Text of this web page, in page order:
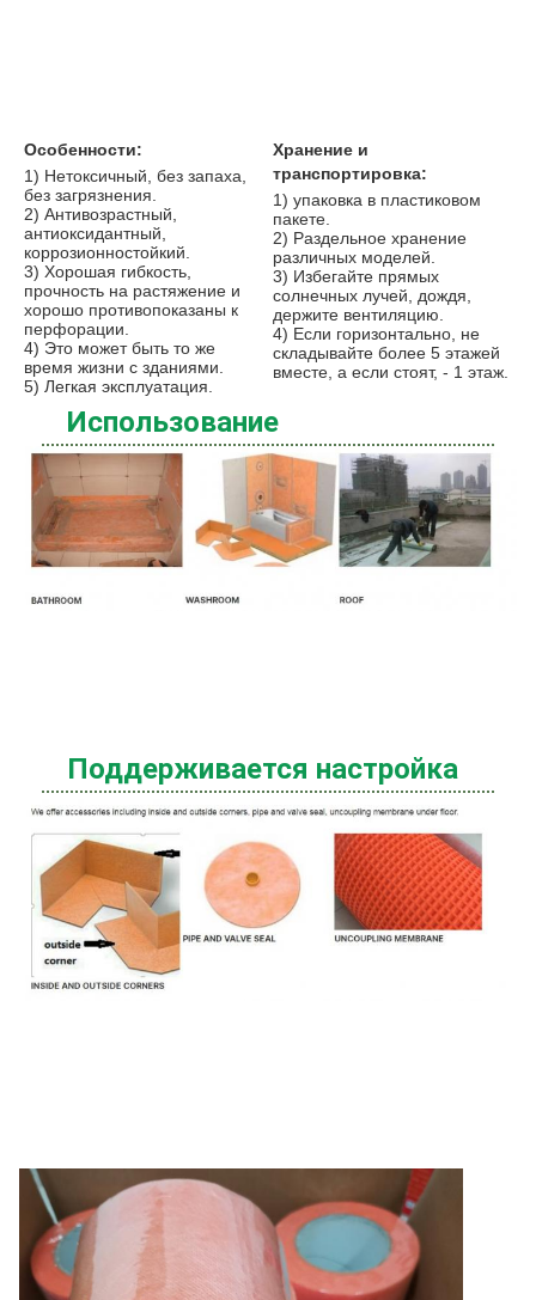
Особенности:
1) Нетоксичный, без запаха,
без загрязнения.
2) Антивозрастный,
антиоксидантный,
коррозионностойкий.
3) Хорошая гибкость,
прочность на растяжение и
хорошо противопоказаны к
перфорации.
4) Это может быть то же
время жизни с зданиями.
5) Легкая эксплуатация.
Хранение и
транспортировка:
1) упаковка в пластиковом
пакете.
2) Раздельное хранение
различных моделей.
3) Избегайте прямых
солнечных лучей, дождя,
держите вентиляцию.
4) Если горизонтально, не
складывайте более 5 этажей
вместе, а если стоят, - 1 этаж.
Использование
Поддерживается настройка